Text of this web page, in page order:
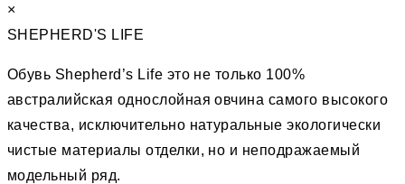
×
SHEPHERD'S LIFE
Обувь Shepherd’s Life это не только 100%
австралийская однослойная овчина самого высокого
качества, исключительно натуральные экологически
чистые материалы отделки, но и неподражаемый
модельный ряд.